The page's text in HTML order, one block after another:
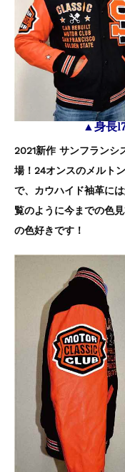
▲身長
2021新作 サンフランシ
場！24オンスのメルト
で、カウハイド袖革に
覧のように今までの色
の色好きです！